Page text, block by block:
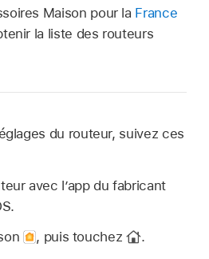
Maison pour la France
la liste des routeurs
du routeur, suivez ces
avec l’app du fabricant
, puis touchez
.